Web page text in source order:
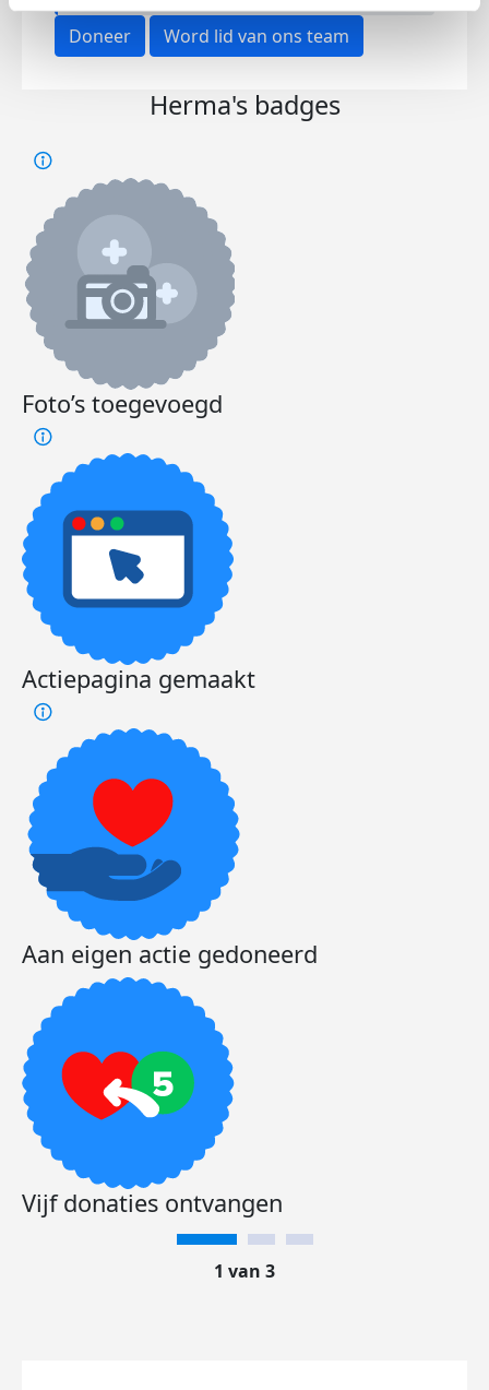
Doneer Word lid van ons team
Herma's badges
Foto’s toegevoegd
Actiepagina gemaakt
Aan eigen actie gedoneerd
Vijf donaties ontvangen
1 van 3